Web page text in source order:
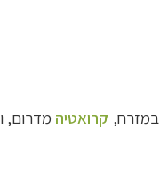
במזרח, קרואטיה מדרום, ו